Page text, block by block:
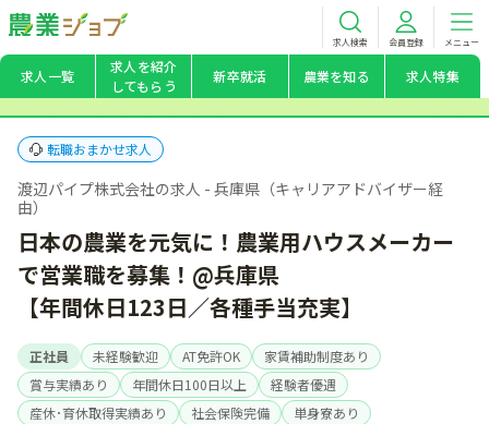
求人検索 会員登録 メニュー
求人一覧
求人を紹介
してもらう
新卒就活 農業を知る 求人特集
転職おまかせ求人
渡辺パイプ株式会社の求人 - 兵庫県（キャリアアドバイザー経
由）
日本の農業を元気に！農業用ハウスメーカー
で営業職を募集！@兵庫県
【年間休日123日／各種手当充実】
正社員 未経験歓迎 AT免許OK
家賃補助制度あり
賞与実績あり
年間休日100日以上
経験者優遇
産休･育休取得実績あり
社会保険完備
単身寮あり